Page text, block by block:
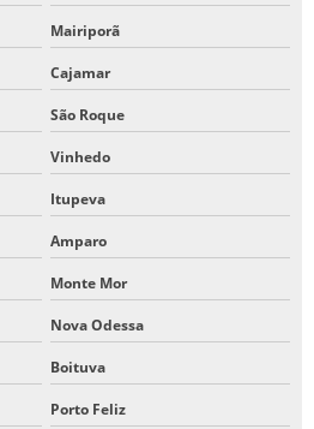
Mairiporã
Cajamar
São Roque
Vinhedo
Itupeva
Amparo
Monte Mor
Nova Odessa
Boituva
Porto Feliz